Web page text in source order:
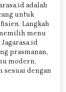
adalah
untuk
Langkah
menu
prasmanan,
modern,
sesuai dengan